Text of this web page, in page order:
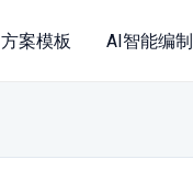
方案模板 AI智能编制